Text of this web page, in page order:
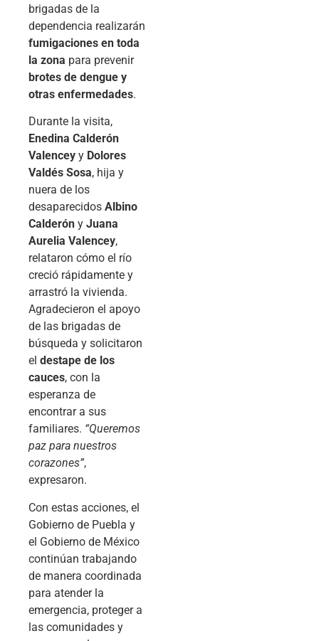
brigadas de la
dependencia realizarán
fumigaciones en toda
la zona para prevenir
brotes de dengue y
otras enfermedades.
Durante la visita,
Enedina Calderón
Valencey y Dolores
Valdés Sosa, hija y
nuera de los
desaparecidos Albino
Calderón y Juana
Aurelia Valencey,
relataron cómo el río
creció rápidamente y
arrastró la vivienda.
Agradecieron el apoyo
de las brigadas de
búsqueda y solicitaron
el destape de los
cauces, con la
esperanza de
encontrar a sus
familiares. “Queremos
paz para nuestros
corazones”,
expresaron.
Con estas acciones, el
Gobierno de Puebla y
el Gobierno de México
continúan trabajando
de manera coordinada
para atender la
emergencia, proteger a
las comunidades y